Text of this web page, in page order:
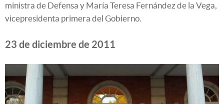
ministra de Defensa y María Teresa Fernández de la Vega,
vicepresidenta primera del Gobierno.
23 de diciembre de 2011